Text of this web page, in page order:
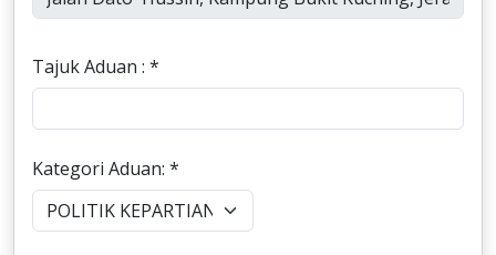
Tajuk Aduan : *
Kategori Aduan: *